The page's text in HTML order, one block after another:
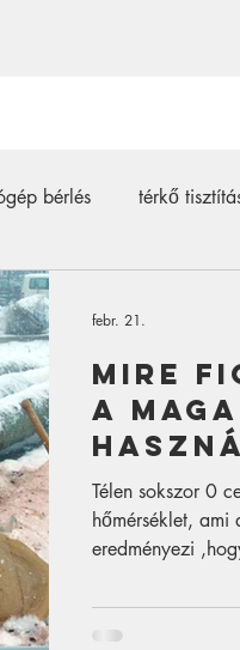
bérlés térkő
500 bar
tisztítás kárpittisztító
Mire
a
Télen sokszor 0
hőmérséklet,
eredményezi
része hogy a
térfogata
febr. 21.